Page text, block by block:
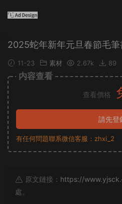
2025蛇年新年元旦春節毛筆
11-23 素材 2.67k 89
内容查看
查看價格
請先登
有任何問題聯系微信客服：zhxi_2
原文鏈接： https://
處。